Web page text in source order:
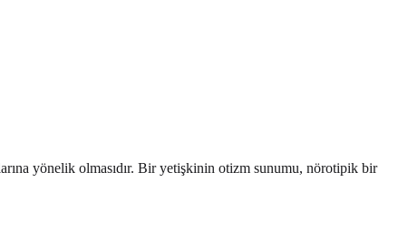
yönelik olmasıdır. Bir yetişkinin otizm sunumu, nörotipik bir